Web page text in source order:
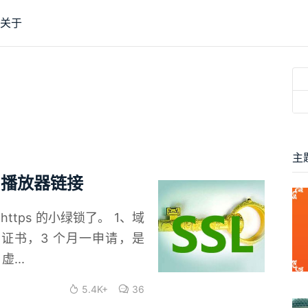
关于
放器链接
的小绿锁了。 1、域
书，3 个月一申请，是
...
5.4K+ 36
主